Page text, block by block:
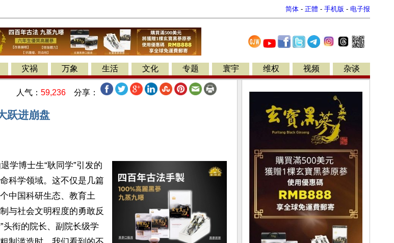
简体 - 正體 - 手机版 - 电子报
灾祸 万象 生活 文化 专题 寰宇 维权 视频 杂谈
人气： 59,236 分享：
跃进崩盘
学博士生“耿同学”引发的
科学领域。这不仅是几篇
中国科研生态、教育土
与社会文明程度的勇敢反
头衔的院长、副院长级学